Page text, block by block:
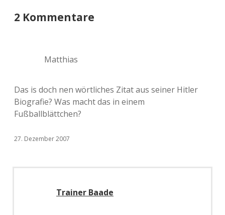
2 Kommentare
Matthias
Das is doch nen wörtliches Zitat aus seiner Hitler
Biografie? Was macht das in einem
Fußballblättchen?
27. Dezember 2007
Trainer Baade